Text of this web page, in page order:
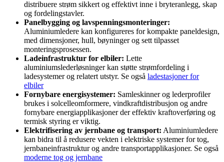
distribuere strøm sikkert og effektivt inne i bryteranlegg, skap
og fordelingstavler.
Panelbygging og lavspenningsmonteringer:
Aluminiumledere kan konfigureres for kompakte paneldesign,
med dimensjoner, hull, bøyninger og sett tilpasset
monteringsprosessen.
Ladeinfrastruktur for elbiler: Lette
aluminiumslederløsninger kan støtte strømfordeling i
ladesystemer og relatert utstyr. Se også ladestasjoner for
elbiler
Fornybare energisystemer: Samleskinner og lederprofiler
brukes i solcelleomformere, vindkraftdistribusjon og andre
fornybare energiapplikasjoner der effektiv kraftoverføring og
termisk styring er viktig.
Elektrifisering av jernbane og transport: Aluminiumledere
kan bidra til å redusere vekten i elektriske systemer for tog,
jernbaneinfrastruktur og andre transportapplikasjoner. Se også
moderne tog og jernbane